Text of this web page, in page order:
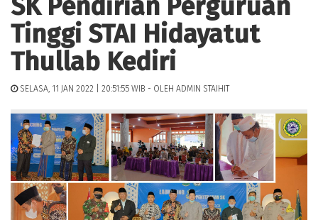
SK Pendirian Perguruan
Tinggi STAI Hidayatut
Thullab Kediri
SELASA, 11 JAN 2022 | 20:51:55 WIB - OLEH ADMIN STAIHIT